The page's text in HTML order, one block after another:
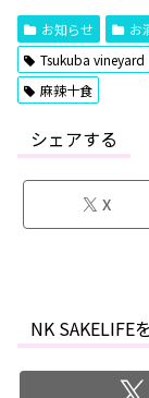
お知らせ お
Tsukuba vineyard
麻辣十食
シェアする
X
NK SAKELIFE